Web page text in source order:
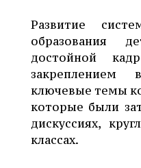
Развитие
образования
достойной
ключевые темы
которые были
дискуссиях,
классах.